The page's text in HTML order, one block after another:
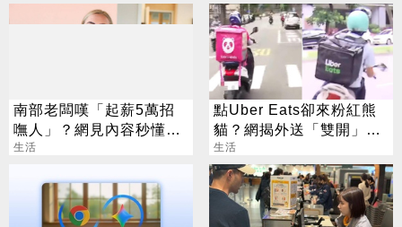
南部老闆嘆「起薪5萬招
嘸人」？網見內容秒懂：
太看不起人
生活
點Uber Eats卻來粉紅熊
貓？網揭外送「雙開」暗
黑招數
生活